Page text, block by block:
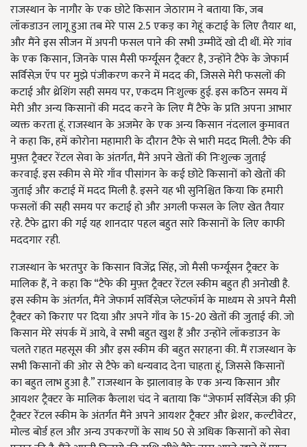
राजस्थान के नागौर के एक छोटे किसान जेठाराम ने बताया कि, जब
लॉकडाउन लागू हुआ तब मेरे पास 2.5 एकड़ का गेहूं कटाई के लिए तैयार था,
और मैंने इस सीजन में अपनी फसल पाने की सभी उम्मीदें खो दी थीं. मेरे गांव
के एक किसान, जिनके पास मैसी फर्ग्यूसन ट्रैक्टर है, उन्होंने टैफे के जेफार्म
सर्विसेज़ ऍप पर मुझे पंजीकरण करने में मदद की, जिससे मेरी फसलों की
कटाई और थ्रेशिंग सही समय पर, एकदम निःशुल्क हुई. इस कठिन समय में
मेरी और अन्य किसानों की मदद करने के लिए मैं टैफे के प्रति अपना आभार
व्यक्त करता हूं. राजस्थान के अजमेर के एक अन्य किसान नंदलाल कुमावत
ने कहा कि, हमें कोरोना महामारी के दौरान टैफे से भारी मदद मिली. टैफे की
मुफ़्त ट्रैक्टर रेंटल सेवा के अंतर्गत, मैंने अपने खेतों की निःशुल्क जुताई
करवाई. इस स्कीम से मेरे गाँव पीसांगन के कई छोटे किसानों को खेतों की
जुताई और कटाई में मदद मिली है. इसने यह भी सुनिश्चित किया कि हमारी
फसलों की सही समय पर कटाई हो और अगली फसल के लिए खेत तैयार
रहे. टैफे द्वारा की गई यह शानदार पहल बहुत सारे किसानों के लिए काफी
मददगार रही.
राजस्थान के भरतपुर के किसान विजेंद्र सिंह, जो मैसी फर्ग्यूसन ट्रैक्टर के
मालिक हैं, ने कहा कि “टैफे की मुफ़्त ट्रैक्टर रेंटल स्कीम बहुत ही अनोखी है.
इस स्कीम के अंतर्गत, मैंने जेफार्म सर्विसेज़ प्लेटफॉर्म के माध्यम से अपने मैसी
ट्रैक्टर को किराए पर दिया और अपने गाँव के 15-20 खेतों की जुताई की. जो
किसान मेरे संपर्क में आये, वे सभी बहुत खुश हैं और उन्होंने लॉकडाउन के
चलते राहत महसूस की और इस स्कीम की बहुत सराहना की. मैं राजस्थान के
सभी किसानों की ओर से टैफे को धन्यवाद देना चाहता हूं, जिससे किसानों
का बहुत लाभ हुआ है.” राजस्थान के झालावाड़ के एक अन्य किसान और
आयशर ट्रैक्टर के मालिक कैलाश चंद ने बताया कि “जेफार्म सर्विसेज़ की फ़्री
ट्रैक्टर रेंटल स्कीम के अंतर्गत मैंने अपने आयशर ट्रैक्टर और थ्रेशर, कल्टीवेटर,
मोल्ड बोर्ड हल और अन्य उपकरणों के साथ 50 से अधिक किसानों को सेवा